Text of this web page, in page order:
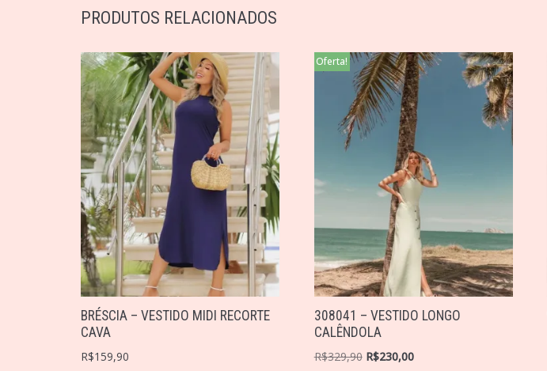
PRODUTOS RELACIONADOS
BRÉSCIA – VESTIDO MIDI RECORTE
CAVA
R$159,90
Oferta!
308041 – VESTIDO LONGO
CALÊNDOLA
R$329,90 R$230,00